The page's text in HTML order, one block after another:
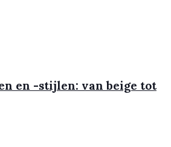
en -stijlen: van beige tot